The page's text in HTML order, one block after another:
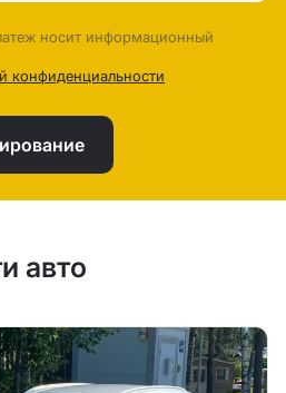
носит информационный
конфиденциальности
авто